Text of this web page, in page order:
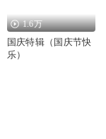
1.6万
国庆特辑（国庆节快
乐）